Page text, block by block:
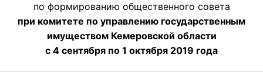
по формированию общественного совета
при комитете по управлению государственным
имуществом Кемеровской области
с 4 сентября по 1 октября 2019 года